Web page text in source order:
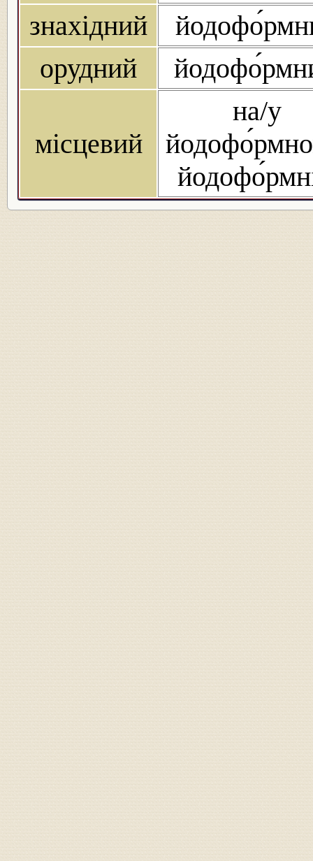
знахідний
орудний
місцевий
на/у